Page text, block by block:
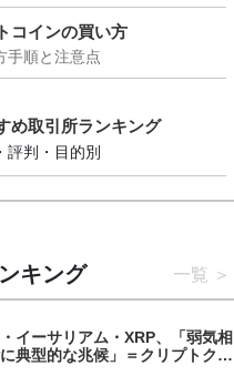
コインの買い方
手順と注意点
め取引所ランキング
評判・目的別
キング 一覧
イーサリアム・XRP、「弱気相
典型的な兆候」＝クリプトクア